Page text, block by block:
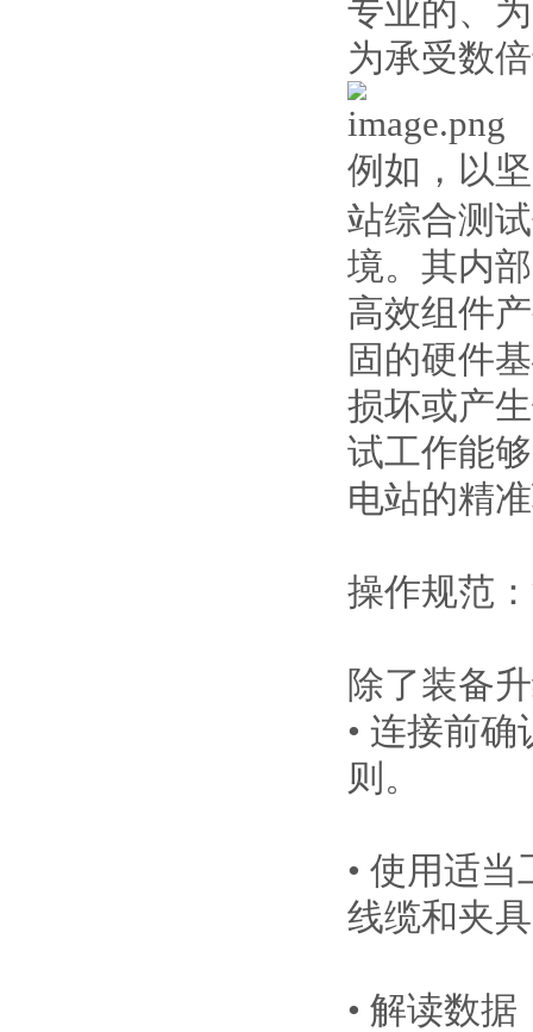
专业的、
为承受数
例如，以
站综合测
境。其内
高效组件
固的硬件
损坏或产
试工作能
电站的精
操作规范
除了装备
• 连接前
则。
• 使用适
线缆和夹
• 解读数